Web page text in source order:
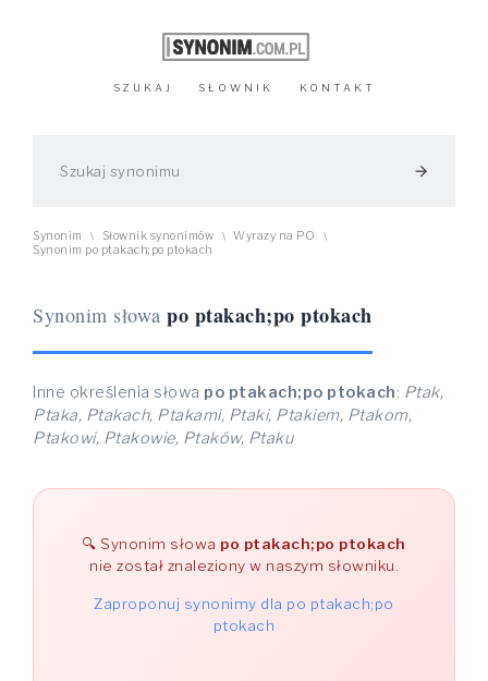
SZUKAJ SŁOWNIK KONTAKT
arrow_forward
Synonim \ Słownik synonimów \ Wyrazy na PO \
Synonim po ptakach;po ptokach
Synonim słowa po ptakach;po ptokach
Inne określenia słowa po ptakach;po ptokach: Ptak,
Ptaka, Ptakach, Ptakami, Ptaki, Ptakiem, Ptakom,
Ptakowi, Ptakowie, Ptaków, Ptaku
Synonim słowa po ptakach;po ptokach
nie został znaleziony w naszym słowniku.
Zaproponuj synonimy dla po ptakach;po
ptokach